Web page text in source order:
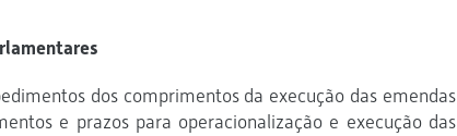
dos comprimentos da execução das emendas
e prazos para operacionalização e execução das